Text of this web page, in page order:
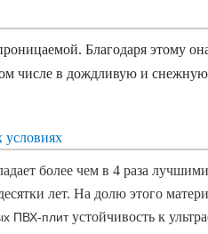
Благодаря этому
числе в дождливую и
условиях
более чем в 4 раза
лет. На долю этого
ПВХ-плитустойчивость к